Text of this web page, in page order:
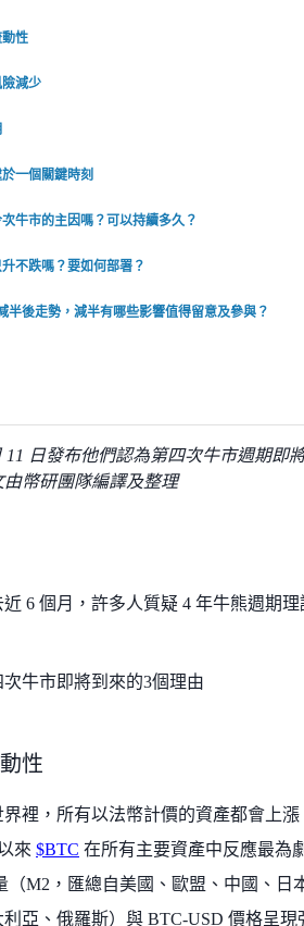
性
減少
一個關鍵時刻
牛市的主因嗎？可以持續多久？
不跌嗎？要如何部署？
半後走勢，減半有哪些影響值得留意及參與？
11 日發布他們認為第四次牛市週期即
幣研團隊編譯及整理
6 個月，許多人質疑 4 年牛熊週期理
牛市即將到來的3個理由
性
裡，所有以法幣計價的資產都會上漲
來 $BTC 在所有主要資產中反應最為
（M2，匯總自美國、歐盟、中國、日
亞、俄羅斯）與 BTC-USD 價格呈現